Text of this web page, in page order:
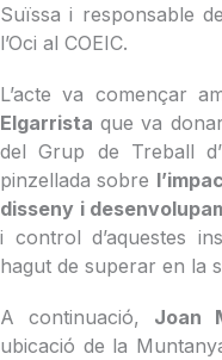
Suïssa i responsable
l’Oci al COEIC.
L’acte va començar
Elgarrista que va
del Grup de Treball
pinzellada sobre
disseny i
i control d’aquestes
hagut de superar en la
A continuació, Joan
ubicació de la